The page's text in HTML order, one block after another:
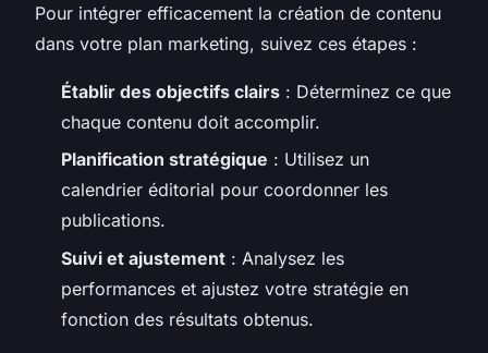
Pour intégrer efficacement la création de contenu
dans votre plan marketing, suivez ces étapes :
Établir des objectifs clairs : Déterminez ce que
chaque contenu doit accomplir.
Planification stratégique : Utilisez un
calendrier éditorial pour coordonner les
publications.
Suivi et ajustement : Analysez les
performances et ajustez votre stratégie en
fonction des résultats obtenus.